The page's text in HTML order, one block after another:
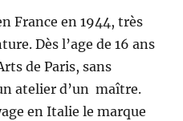
France en 1944, très
Dès l’age de 16 ans
de Paris, sans
atelier d’un maître.
en Italie le marque